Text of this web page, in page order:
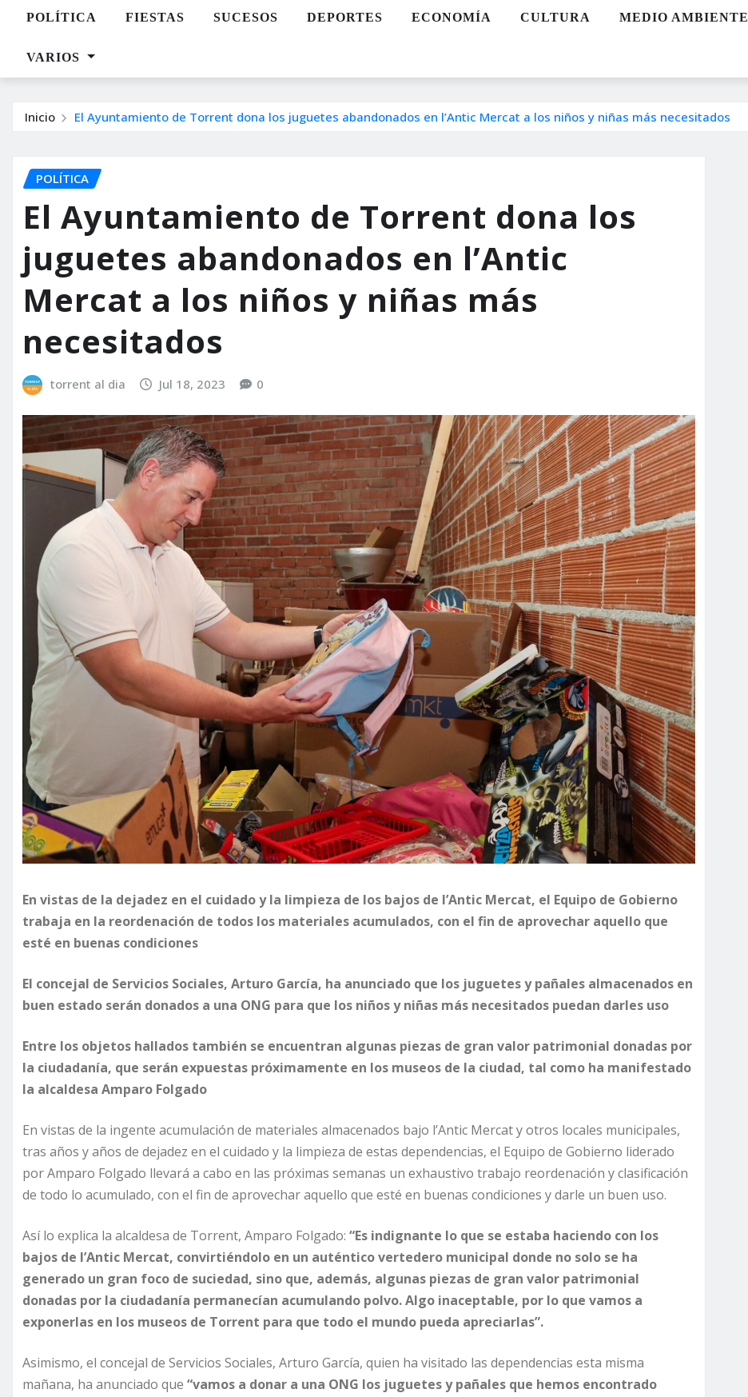
POLÍTICA FIESTAS SUCESOS DEPORTES ECONOMÍA CULTURA MEDIO AMBIENTE
VARIOS
Inicio El Ayuntamiento de Torrent dona los juguetes abandonados en l’Antic Mercat a los niños y niñas más necesitados
POLÍTICA
El Ayuntamiento de Torrent dona los
juguetes abandonados en l’Antic
Mercat a los niños y niñas más
necesitados
torrent al dia Jul 18, 2023 0
En vistas de la dejadez en el cuidado y la limpieza de los bajos de l’Antic Mercat, el Equipo de Gobierno
trabaja en la reordenación de todos los materiales acumulados, con el fin de aprovechar aquello que
esté en buenas condiciones
El concejal de Servicios Sociales, Arturo García, ha anunciado que los juguetes y pañales almacenados en
buen estado serán donados a una ONG para que los niños y niñas más necesitados puedan darles uso
Entre los objetos hallados también se encuentran algunas piezas de gran valor patrimonial donadas por
la ciudadanía, que serán expuestas próximamente en los museos de la ciudad, tal como ha manifestado
la alcaldesa Amparo Folgado
En vistas de la ingente acumulación de materiales almacenados bajo l’Antic Mercat y otros locales municipales,
tras años y años de dejadez en el cuidado y la limpieza de estas dependencias, el Equipo de Gobierno liderado
por Amparo Folgado llevará a cabo en las próximas semanas un exhaustivo trabajo reordenación y clasificación
de todo lo acumulado, con el fin de aprovechar aquello que esté en buenas condiciones y darle un buen uso.
Así lo explica la alcaldesa de Torrent, Amparo Folgado: “Es indignante lo que se estaba haciendo con los
bajos de l’Antic Mercat, convirtiéndolo en un auténtico vertedero municipal donde no solo se ha
generado un gran foco de suciedad, sino que, además, algunas piezas de gran valor patrimonial
donadas por la ciudadanía permanecían acumulando polvo. Algo inaceptable, por lo que vamos a
exponerlas en los museos de Torrent para que todo el mundo pueda apreciarlas”.
Asimismo, el concejal de Servicios Sociales, Arturo García, quien ha visitado las dependencias esta misma
mañana, ha anunciado que “vamos a donar a una ONG los juguetes y pañales que hemos encontrado